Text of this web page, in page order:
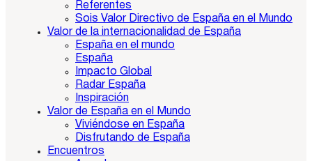
Referentes
Sois Valor Directivo de España en el Mundo
Valor de la internacionalidad de España
España en el mundo
España
Impacto Global
Radar España
Inspiración
Valor de España en el Mundo
Viviéndose en España
Disfrutando de España
Encuentros